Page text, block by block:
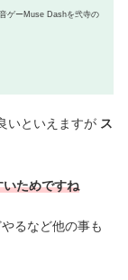
ゲーMuse Dashを弐寺の
いといえますが ス
ためですね
るなど他の事も